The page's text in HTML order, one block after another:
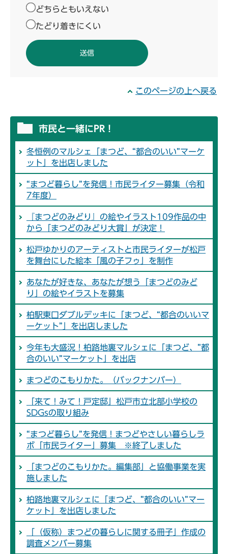
どちらともいえない
たどり着きにくい
このページの上へ戻る
市民と一緒にPR！
冬恒例のマルシェ「まつど、“都合のいい”マーケ
ット」を出店しました
“まつど暮らし”を発信！市民ライター募集（令和
7年度）
『まつどのみどり』の絵やイラスト109作品の中
から「まつどのみどり大賞」が決定！
松戸ゆかりのアーティストと市民ライターが松戸
を舞台にした絵本「風の子フゥ」を制作
あなたが好きな、あなたが想う「まつどのみど
り」の絵やイラストを募集
柏駅東口ダブルデッキに「まつど、“都合のいいマ
ーケット”」を出店しました
今年も大盛況！柏路地裏マルシェに「まつど、”都
合のいい”マーケット」を出店
まつどのこもりかた。（バックナンバー）
「来て！みて！戸定邸」松戸市立北部小学校の
SDGsの取り組み
“まつど暮らし”を発信！まつどやさしい暮らしラ
ボ「市民ライター」募集 ※終了しました
「まつどのこもりかた。編集部」と協働事業を実
施しました
柏路地裏マルシェに「まつど、”都合のいい”マー
ケット」を出店しました
「（仮称）まつどの暮らしに関する冊子」作成の
調査メンバー募集